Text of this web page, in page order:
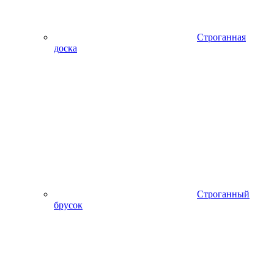
Строганная
доска
Строганный
брусок